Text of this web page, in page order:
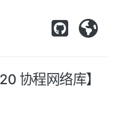
协程网络库】